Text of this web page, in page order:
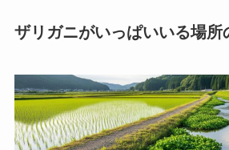
ザリガニがいっぱいいる場所